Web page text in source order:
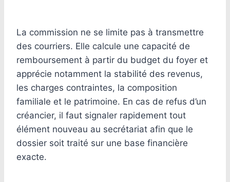
La commission ne se limite pas à transmettre
des courriers. Elle calcule une capacité de
remboursement à partir du budget du foyer et
apprécie notamment la stabilité des revenus,
les charges contraintes, la composition
familiale et le patrimoine. En cas de refus d’un
créancier, il faut signaler rapidement tout
élément nouveau au secrétariat afin que le
dossier soit traité sur une base financière
exacte.